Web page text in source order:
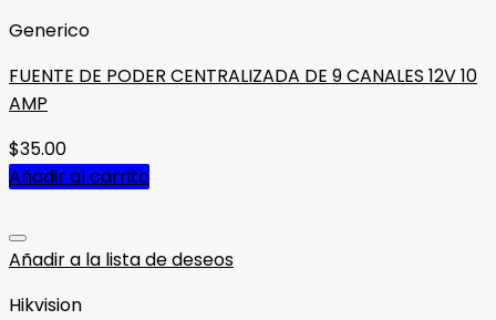
Generico
FUENTE DE PODER CENTRALIZADA DE 9 CANALES 12V 10
AMP
$35.00
Añadir al carrito
Añadir a la lista de deseos
Hikvision